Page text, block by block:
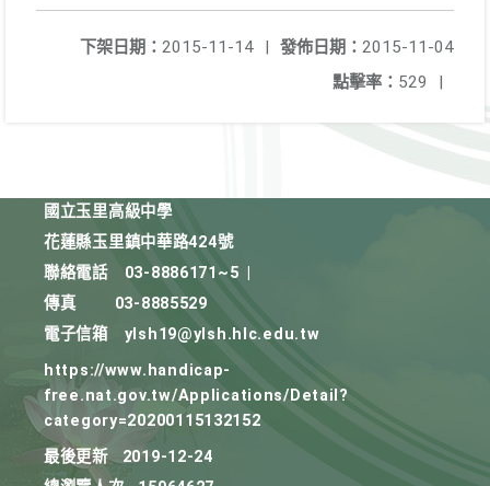
發佈日期： 2015-11-04
下架日期： 2015-11-14
|
點擊率： 529 |
國立玉里高級中學
花蓮縣玉里鎮中華路424號
聯絡電話
03-8886171~5
傳真
03-8885529
電子信箱
ylsh19@ylsh.hlc.edu.tw
https://www.handicap-
free.nat.gov.tw/Applications/Detail?
category=20200115132152
最後更新
2019-12-24